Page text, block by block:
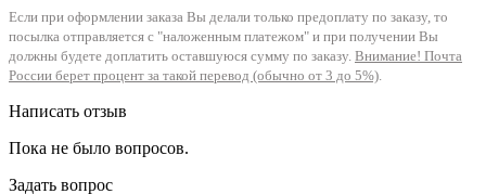
Если при оформлении заказа Вы делали только предоплату по заказу, то
посылка отправляется с "наложенным платежом" и при получении Вы
должны будете доплатить оставшуюся сумму по заказу. Внимание! Почта
России берет процент за такой перевод (обычно от 3 до 5%).
Написать отзыв
Пока не было вопросов.
Задать вопрос